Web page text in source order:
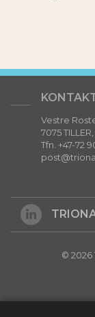
Vestre
7075
Tfn. +47-72
© 2026